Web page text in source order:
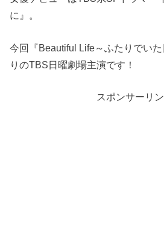
に』。
今回『Beautiful Life～ふたりでい
りのTBS日曜劇場主演です！
スポンサーリ